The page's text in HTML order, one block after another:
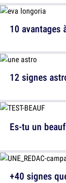
10 avantages
12 signes
Es-tu un
+40 signes